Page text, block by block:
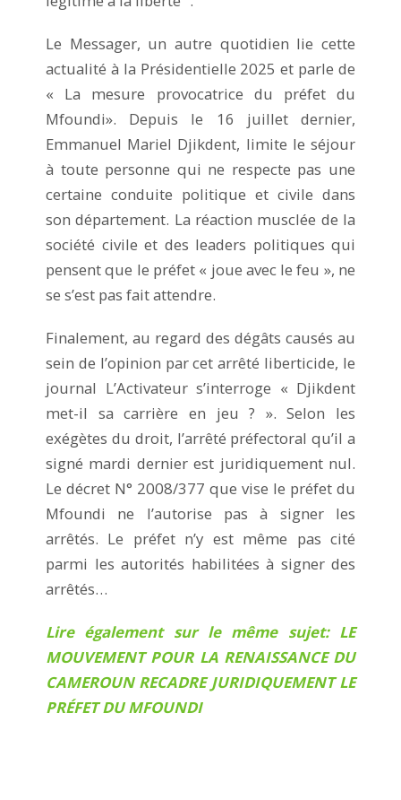
Le Messager, un autre quotidien lie cette
actualité à la Présidentielle 2025 et parle de
« La mesure provocatrice du préfet du
Mfoundi». Depuis le 16 juillet dernier,
Emmanuel Mariel Djikdent, limite le séjour
à toute personne qui ne respecte pas une
certaine conduite politique et civile dans
son département. La réaction musclée de la
société civile et des leaders politiques qui
pensent que le préfet « joue avec le feu », ne
se s’est pas fait attendre.
Finalement, au regard des dégâts causés au
sein de l’opinion par cet arrêté liberticide, le
journal L’Activateur s’interroge « Djikdent
met-il sa carrière en jeu ? ». Selon les
exégètes du droit, l’arrêté préfectoral qu’il a
signé mardi dernier est juridiquement nul.
Le décret N° 2008/377 que vise le préfet du
Mfoundi ne l’autorise pas à signer les
arrêtés. Le préfet n’y est même pas cité
parmi les autorités habilitées à signer des
arrêtés…
Lire également sur le même sujet: LE
MOUVEMENT POUR LA RENAISSANCE DU
CAMEROUN RECADRE JURIDIQUEMENT LE
PRÉFET DU MFOUNDI